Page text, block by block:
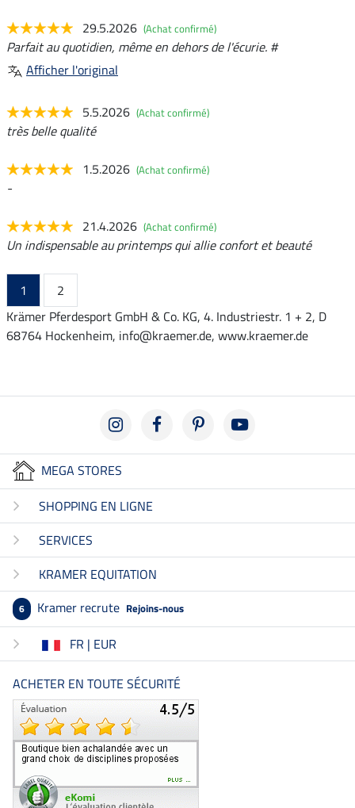
29.5.2026 (Achat confirmé)
Parfait au quotidien, même en dehors de l'écurie. #
Afficher l'original
5.5.2026 (Achat confirmé)
très belle qualité
1.5.2026 (Achat confirmé)
-
21.4.2026 (Achat confirmé)
Un indispensable au printemps qui allie confort et beauté
1
2
Krämer Pferdesport GmbH & Co. KG, 4. Industriestr. 1 + 2, D
68764 Hockenheim, info@kraemer.de, www.kraemer.de
MEGA STORES
SHOPPING EN LIGNE
SERVICES
KRAMER EQUITATION
6 Kramer recrute Rejoins-nous
FR | EUR
ACHETER EN TOUTE SÉCURITÉ